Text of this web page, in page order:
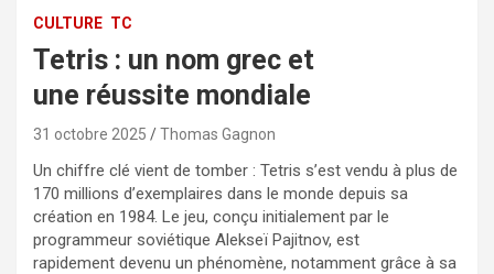
CULTURE TC
Tetris : un nom grec et
une réussite mondiale
31 octobre 2025 Thomas Gagnon
Un chiffre clé vient de tomber : Tetris s’est vendu à plus de
170 millions d’exemplaires dans le monde depuis sa
création en 1984. Le jeu, conçu initialement par le
programmeur soviétique Alekseï Pajitnov, est
rapidement devenu un phénomène, notamment grâce à sa